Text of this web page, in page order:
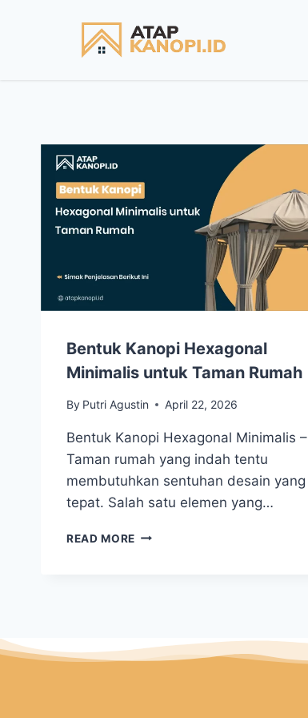
Bentuk Kanopi Hexagonal
Minimalis untuk Taman Rumah
By Putri Agustin April 22, 2026
Bentuk Kanopi Hexagonal Minimalis –
Taman rumah yang indah tentu
membutuhkan sentuhan desain yang
tepat. Salah satu elemen yang…
READ MORE